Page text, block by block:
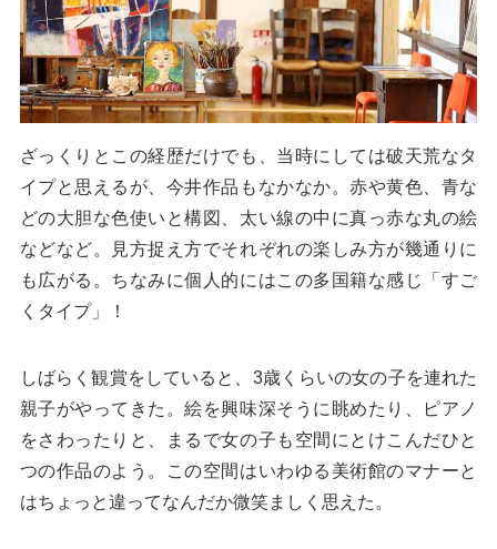
ざっくりとこの経歴だけでも、当時にしては破天荒なタ
イプと思えるが、今井作品もなかなか。赤や黄色、青な
どの大胆な色使いと構図、太い線の中に真っ赤な丸の絵
などなど。見方捉え方でそれぞれの楽しみ方が幾通りに
も広がる。ちなみに個人的にはこの多国籍な感じ「すご
くタイプ」！
しばらく観賞をしていると、3歳くらいの女の子を連れた
親子がやってきた。絵を興味深そうに眺めたり、ピアノ
をさわったりと、まるで女の子も空間にとけこんだひと
つの作品のよう。この空間はいわゆる美術館のマナーと
はちょっと違ってなんだか微笑ましく思えた。